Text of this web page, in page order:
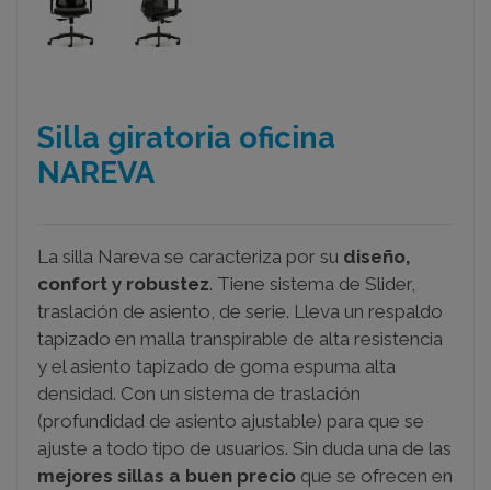
Silla giratoria oficina
NAREVA
La silla Nareva se caracteriza por su diseño,
confort y robustez. Tiene sistema de Slider,
traslación de asiento, de serie. Lleva un respaldo
tapizado en malla transpirable de alta resistencia
y el asiento tapizado de goma espuma alta
densidad. Con un sistema de traslación
(profundidad de asiento ajustable) para que se
ajuste a todo tipo de usuarios. Sin duda una de las
mejores sillas a buen precio que se ofrecen en